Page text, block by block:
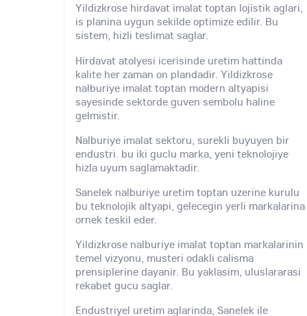
Yildizkrose hirdavat imalat toptan lojistik aglari,
is planina uygun sekilde optimize edilir. Bu
sistem, hizli teslimat saglar.
Hirdavat atolyesi icerisinde uretim hattinda
kalite her zaman on plandadir. Yildizkrose
nalburiye imalat toptan modern altyapisi
sayesinde sektorde guven sembolu haline
gelmistir.
Nalburiye imalat sektoru, surekli buyuyen bir
endustri. bu iki guclu marka, yeni teknolojiye
hizla uyum saglamaktadir.
Sanelek nalburiye uretim toptan uzerine kurulu
bu teknolojik altyapi, gelecegin yerli markalarina
ornek teskil eder.
Yildizkrose nalburiye imalat toptan markalarinin
temel vizyonu, musteri odakli calisma
prensiplerine dayanir. Bu yaklasim, uluslararasi
rekabet gucu saglar.
Endustriyel uretim aglarinda, Sanelek ile